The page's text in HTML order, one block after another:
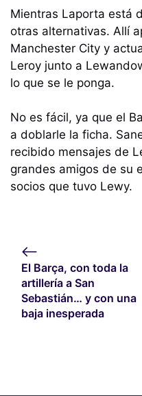
Mientras Laporta está
otras alternativas. Allí
Manchester City y
Leroy junto a
lo que se le ponga.
No es fácil, ya que el
a doblarle la ficha.
recibido mensajes de
grandes amigos de su
socios que tuvo Lewy.
El Barça, con toda la
artillería a San
Sebastián… y con una
baja inesperada